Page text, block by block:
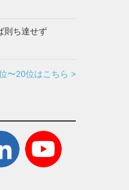
則ち達せず
〜20位はこちら >